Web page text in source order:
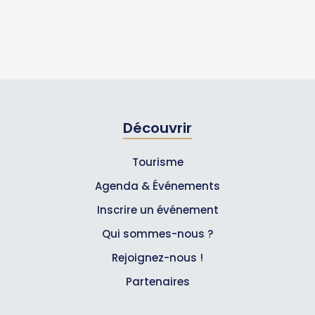
Découvrir
Tourisme
Agenda & Événements
Inscrire un événement
Qui sommes-nous ?
Rejoignez-nous !
Partenaires